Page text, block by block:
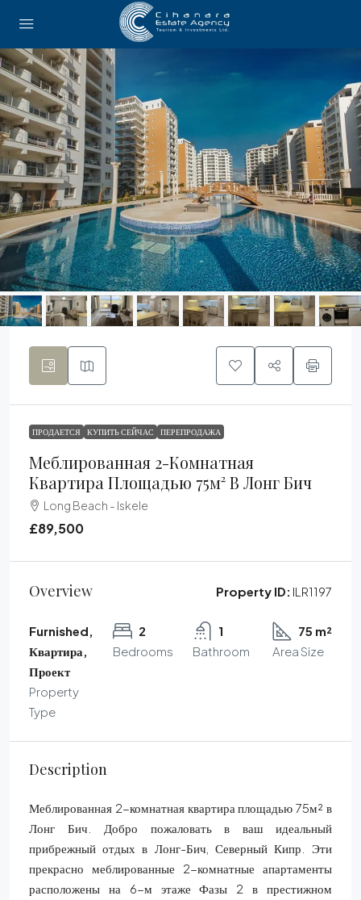
ПРОДАЕТСЯ КУПИТЬ СЕЙЧАС ПЕРЕПРОДАЖА
Меблированная 2-Комнатная
Квартира Площадью 75м² В Лонг Бич
Long Beach - Iskele
£89,500
Overview Property ID: ILR1197
Furnished,
Квартира,
Проект
Property
Type
2
Bedrooms
1
Bathroom
75 m²
Area Size
Description
Меблированная 2-комнатная квартира площадью 75м² в
Лонг Бич. Добро пожаловать в ваш идеальный
прибрежный отдых в Лонг-Бич, Северный Кипр. Эти
прекрасно меблированные 2-комнатные апартаменты
расположены на 6-м этаже Фазы 2 в престижном